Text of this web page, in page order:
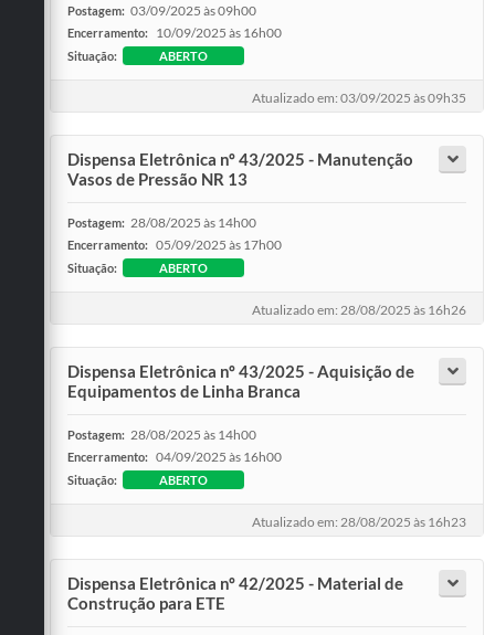
Postagem: 03/09/2025 às 09h00
Encerramento: 10/09/2025 às 16h00
Situação: ABERTO
Atualizado em: 03/09/2025 às 09h35
Dispensa Eletrônica nº 43/2025 - Manutenção
Vasos de Pressão NR 13
Postagem: 28/08/2025 às 14h00
Encerramento: 05/09/2025 às 17h00
Situação: ABERTO
Atualizado em: 28/08/2025 às 16h26
Dispensa Eletrônica nº 43/2025 - Aquisição de
Equipamentos de Linha Branca
Postagem: 28/08/2025 às 14h00
Encerramento: 04/09/2025 às 16h00
Situação: ABERTO
Atualizado em: 28/08/2025 às 16h23
Dispensa Eletrônica nº 42/2025 - Material de
Construção para ETE